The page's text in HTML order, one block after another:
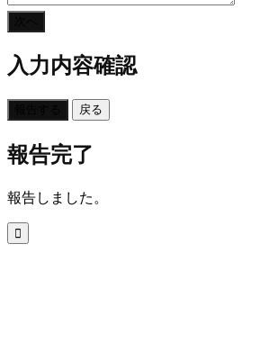
入力内容確認
戻る
報告完了
報告しました。
